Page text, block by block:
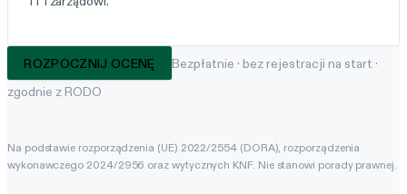
ROZPOCZNIJ OCENĘ
Bezpłatnie · bez rejestracji na start ·
zgodnie z RODO
Na podstawie rozporządzenia (UE) 2022/2554 (DORA), rozporządzenia
wykonawczego 2024/2956 oraz wytycznych KNF. Nie stanowi porady prawnej.